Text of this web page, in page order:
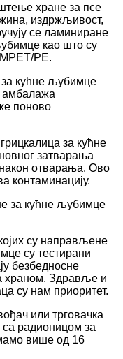
хране за псе
издржљивост,
се ламиниране
као што су
PE.
кућне љубимце
амбалажа
поново
за кућне
затварања
отварања. Ово
контаминацију.
за кућне љубимце
су направљене
су тестирани
безбедносне
храном. Здравље и
су нам приоритет.
или трговачка
радионицом за
више од 16